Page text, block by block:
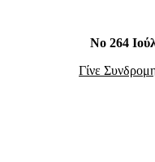
Νο 264
Γίνε